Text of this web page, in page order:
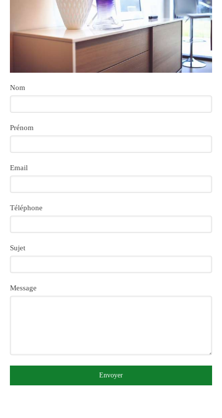
Nom
Prénom
Email
Téléphone
Sujet
Message
Envoyer